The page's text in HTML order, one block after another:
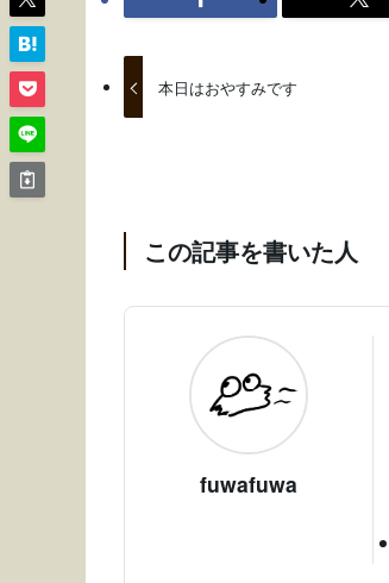
本日はおやすみです
この記事を書いた人
fuwafuwa